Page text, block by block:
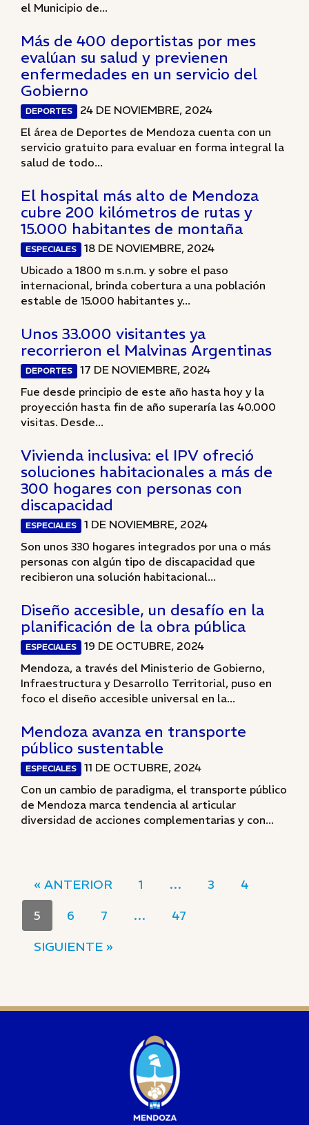
el Municipio de...
Más de 400 deportistas por mes
evalúan su salud y previenen
enfermedades en un servicio del
Gobierno
DEPORTES
24 DE NOVIEMBRE, 2024
El área de Deportes de Mendoza cuenta con un
servicio gratuito para evaluar en forma integral la
salud de todo...
El hospital más alto de Mendoza
cubre 200 kilómetros de rutas y
15.000 habitantes de montaña
ESPECIALES
18 DE NOVIEMBRE, 2024
Ubicado a 1800 m s.n.m. y sobre el paso
internacional, brinda cobertura a una población
estable de 15.000 habitantes y...
Unos 33.000 visitantes ya
recorrieron el Malvinas Argentinas
DEPORTES
17 DE NOVIEMBRE, 2024
Fue desde principio de este año hasta hoy y la
proyección hasta fin de año superaría las 40.000
visitas. Desde...
Vivienda inclusiva: el IPV ofreció
soluciones habitacionales a más de
300 hogares con personas con
discapacidad
ESPECIALES
1 DE NOVIEMBRE, 2024
Son unos 330 hogares integrados por una o más
personas con algún tipo de discapacidad que
recibieron una solución habitacional...
Diseño accesible, un desafío en la
planificación de la obra pública
ESPECIALES
19 DE OCTUBRE, 2024
Mendoza, a través del Ministerio de Gobierno,
Infraestructura y Desarrollo Territorial, puso en
foco el diseño accesible universal en la...
Mendoza avanza en transporte
público sustentable
ESPECIALES
11 DE OCTUBRE, 2024
Con un cambio de paradigma, el transporte público
de Mendoza marca tendencia al articular
diversidad de acciones complementarias y con...
« ANTERIOR 1 … 3
4
5
6 7 …
47
SIGUIENTE »